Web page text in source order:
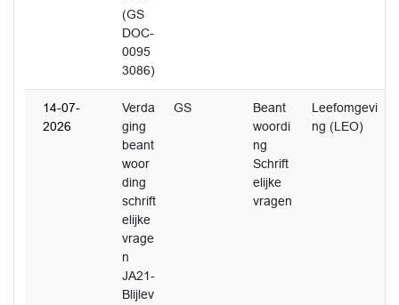
(GS
DOC-
0095
3086)
14-07-
2026
Verda
ging
beant
woor
ding
schrift
elijke
vrage
n
JA21-
Blijlev
GS
Beant
woordi
ng
Schrift
elijke
vragen
Leefomgevi
ng (LEO)